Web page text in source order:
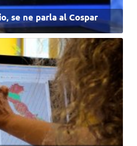
se ne parla al Cospar